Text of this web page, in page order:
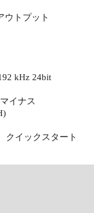
ウトプット
kHz 24bit
イナス
クイックスタート